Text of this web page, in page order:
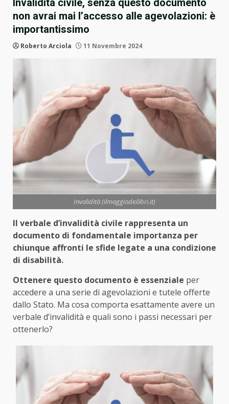
Invalidità civile, senza questo documento
non avrai mai l’accesso alle agevolazioni: è
importantissimo
Roberto Arciola 11 Novembre 2024
Invalidità (ilmaggiodeilibri.it)
Il verbale d’invalidità civile rappresenta un
documento di fondamentale importanza per
chiunque affronti le sfide legate a una condizione
di disabilità.
Ottenere questo documento è essenziale per
accedere a una serie di agevolazioni e tutele offerte
dallo Stato. Ma cosa comporta esattamente avere un
verbale d’invalidità e quali sono i passi necessari per
ottenerlo?